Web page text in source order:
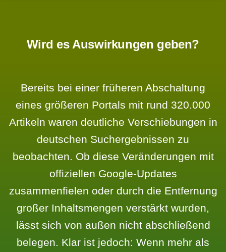
Wird es Auswirkungen geben?
Bereits bei einer früheren Abschaltung
eines größeren Portals mit rund 320.000
Artikeln waren deutliche Verschiebungen in
deutschen Suchergebnissen zu
beobachten. Ob diese Veränderungen mit
offiziellen Google-Updates
zusammenfielen oder durch die Entfernung
großer Inhaltsmengen verstärkt wurden,
lässt sich von außen nicht abschließend
belegen. Klar ist jedoch: Wenn mehr als